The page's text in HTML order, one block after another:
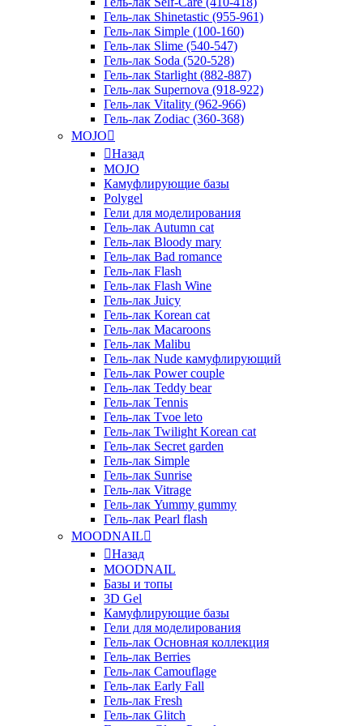
Гель-лак Shinetastic (955-961)
Гель-лак Simple (100-160)
Гель-лак Slime (540-547)
Гель-лак Soda (520-528)
Гель-лак Starlight (882-887)
Гель-лак Supernova (918-922)
Гель-лак Vitality (962-966)
Гель-лак Zodiac (360-368)
MOJO
Назад
MOJO
Камуфлирующие базы
Polygel
Гели для моделирования
Гель-лак Autumn cat
Гель-лак Bloody mary
Гель-лак Bad romance
Гель-лак Flash
Гель-лак Flash Wine
Гель-лак Juicy
Гель-лак Korean cat
Гель-лак Macaroons
Гель-лак Malibu
Гель-лак Nude камуфлирующий
Гель-лак Power couple
Гель-лак Teddy bear
Гель-лак Tennis
Гель-лак Tvoe leto
Гель-лак Twilight Korean cat
Гель-лак Secret garden
Гель-лак Simple
Гель-лак Sunrise
Гель-лак Vitrage
Гель-лак Yummy gummy
Гель-лак Pearl flash
MOODNAIL
Назад
MOODNAIL
Базы и топы
3D Gel
Камуфлирующие базы
Гели для моделирования
Гель-лак Основная коллекция
Гель-лак Berries
Гель-лак Camouflage
Гель-лак Early Fall
Гель-лак Fresh
Гель-лак Glitch